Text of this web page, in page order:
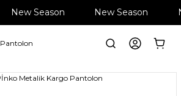
New Season New Season
Pantolon Pİnko Metalik Kargo Pantolon